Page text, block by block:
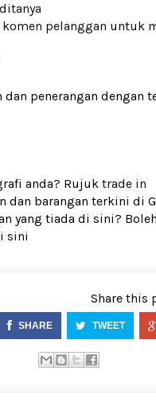
pelanggan untuk
dan penerangan
anda? Rujuk trade in
dan barangan terkini di
yang tiada di sini?
sini
Share this
SHARE TWEET